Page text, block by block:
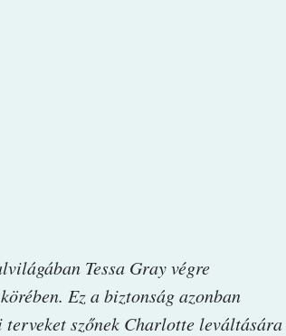
Tessa Gray végre
Ez a biztonság azonban
szőnek Charlotte leváltására